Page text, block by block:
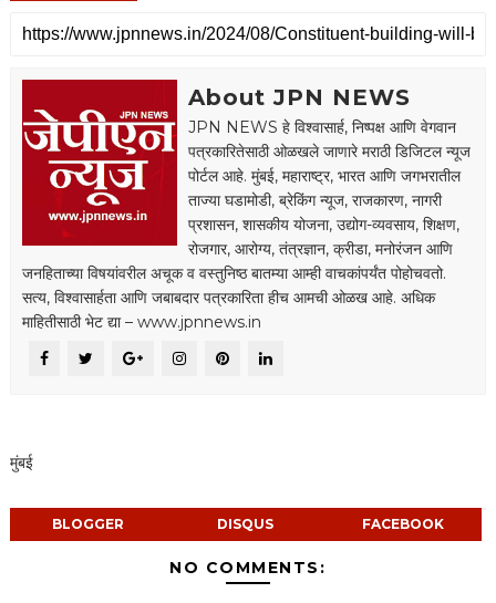
About JPN NEWS
JPN NEWS हे विश्वासार्ह, निष्पक्ष आणि वेगवान
पत्रकारितेसाठी ओळखले जाणारे मराठी डिजिटल न्यूज
पोर्टल आहे. मुंबई, महाराष्ट्र, भारत आणि जगभरातील
ताज्या घडामोडी, ब्रेकिंग न्यूज, राजकारण, नागरी
प्रशासन, शासकीय योजना, उद्योग-व्यवसाय, शिक्षण,
रोजगार, आरोग्य, तंत्रज्ञान, क्रीडा, मनोरंजन आणि
जनहिताच्या विषयांवरील अचूक व वस्तुनिष्ठ बातम्या आम्ही वाचकांपर्यंत पोहोचवतो.
सत्य, विश्वासार्हता आणि जबाबदार पत्रकारिता हीच आमची ओळख आहे. अधिक
माहितीसाठी भेट द्या – www.jpnnews.in
मुंबई
BLOGGER DISQUS FACEBOOK
NO COMMENTS: